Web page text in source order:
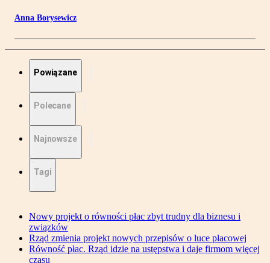
Anna Borysewicz
Powiązane
Polecane
Najnowsze
Tagi
Nowy projekt o równości płac zbyt trudny dla biznesu i
związków
Rząd zmienia projekt nowych przepisów o luce płacowej
Równość płac. Rząd idzie na ustępstwa i daje firmom więcej
czasu